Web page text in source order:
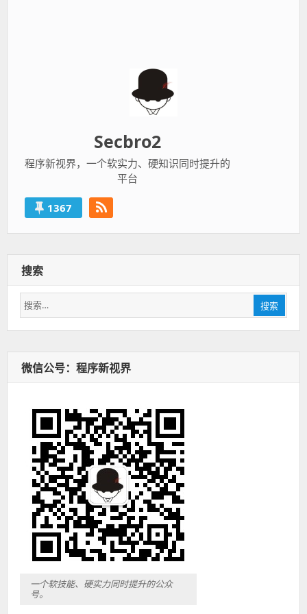
Secbro2
程序新视界，一个软实力、硬知识同时提升的
平台
1367
搜索
搜
索：
搜索
微信公号：程序新视界
一个软技能、硬实力同时提升的公众
号。